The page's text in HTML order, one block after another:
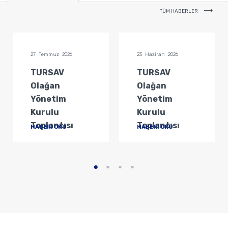
TÜM HABERLER
27 Temmuz 2026
TURSAV
Olağan
Yönetim
Kurulu
Toplantısı
HABERİ OKU
23 Haziran 2026
TURSAV
Olağan
Yönetim
Kurulu
Toplantısı
HABERİ OKU